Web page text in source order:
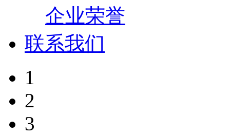
企业荣誉
联系我们
1
2
3